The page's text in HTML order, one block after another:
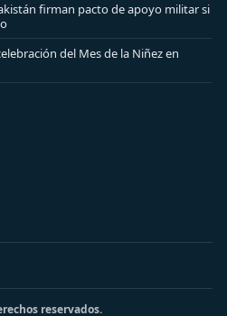
firman pacto de apoyo militar si
del Mes de la Niñez en
reservados.